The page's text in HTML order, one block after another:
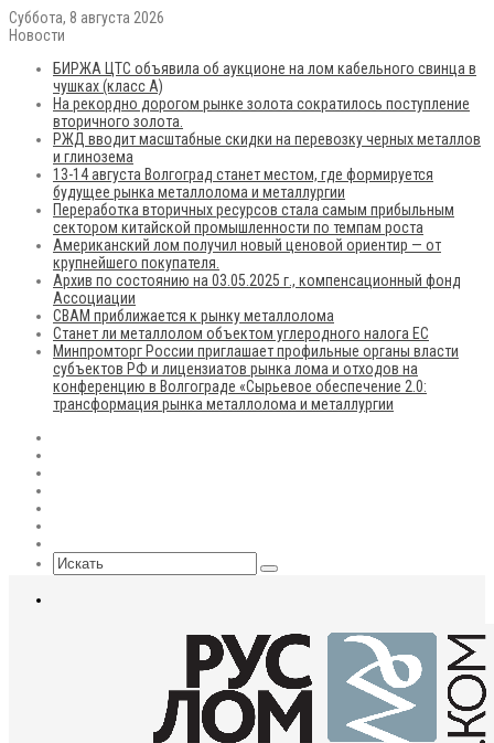
Суббота, 8 августа 2026
Новости
БИРЖА ЦТС объявила об аукционе на лом кабельного свинца в
чушках (класс А)
На рекордно дорогом рынке золота сократилось поступление
вторичного золота.
РЖД вводит масштабные скидки на перевозку черных металлов
и глинозема
13-14 августа Волгоград станет местом, где формируется
будущее рынка металлолома и металлургии
Переработка вторичных ресурсов стала самым прибыльным
сектором китайской промышленности по темпам роста
Американский лом получил новый ценовой ориентир — от
крупнейшего покупателя.
Архив по состоянию на 03.05.2025 г., компенсационный фонд
Ассоциации
CBAM приближается к рынку металлолома
Станет ли металлолом объектом углеродного налога ЕС
Минпромторг России приглашает профильные органы власти
субъектов РФ и лицензиатов рынка лома и отходов на
конференцию в Волгограде «Сырьевое обеспечение 2.0:
трансформация рынка металлолома и металлургии
Искать